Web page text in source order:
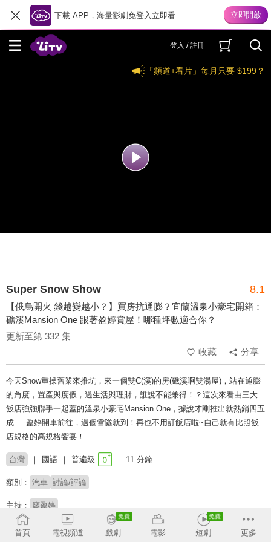
下載 APP，海量影劇免登入立即看
登入 / 註冊
「頻道+看片」每月只要 $199？
Super Snow Show 8.1
【俄烏開火 錢越變越小？】買房抗通膨？宜蘭溫泉小豪宅開箱：
礁溪Mansion One 跟著盈婷賞屋！哪種坪數適合你？
更新至第 332 集
收藏
分享
今天Snow重操舊業來推坑，來一個雙C(溪)的房(礁溪啊雙湯屋)，站在通膨
的角度，置產與度假，過生活與理財，誰說不能兼得！？這次來看由三大
飯店強強聯手一起蓋的溫泉小豪宅Mansion One，據說才剛推出就熱銷四五
成.....盈婷開車前往，過個雪隧就到！再也不用訂飯店啦~自己就有比照飯
店規格的高規格饗宴！
台灣 國語 普遍級 11 分鐘
類別： 汽車 討論/評論
主持： 廖盈婷
首頁 電視頻道 戲劇 電影 短劇 更多